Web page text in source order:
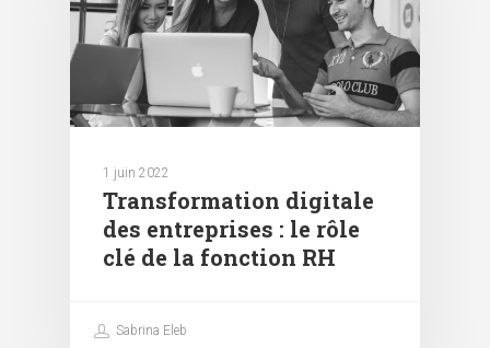
1 juin 2022
Transformation digitale
des entreprises : le rôle
clé de la fonction RH
Sabrina Eleb